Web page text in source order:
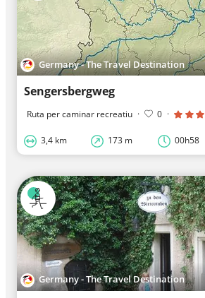
Germany - The Travel Destination
Sengersbergweg
Ruta per caminar recreatiu · 0 ·
3,4 km 173 m 00h58
Germany - The Travel Destination